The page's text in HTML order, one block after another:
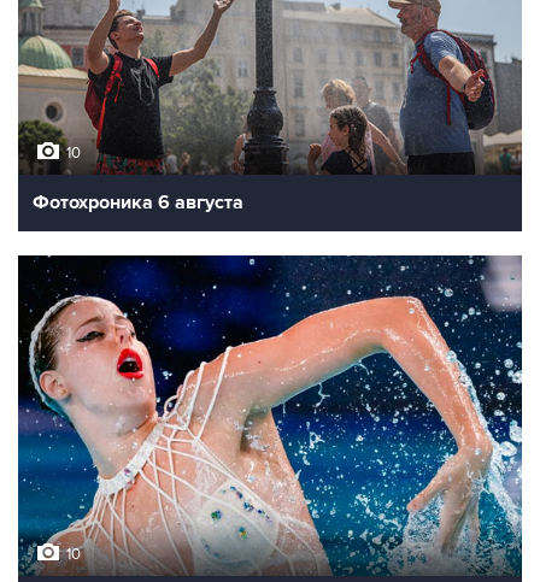
10
Фотохроника 6 августа
10